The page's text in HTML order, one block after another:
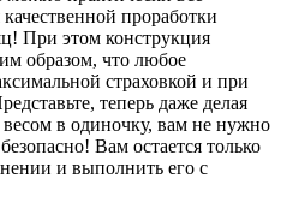
проработки
При этом конструкция
образом, что любое
страховкой и при
теперь даже делая
в одиночку, вам не нужно
Вам остается только
и выполнить его с